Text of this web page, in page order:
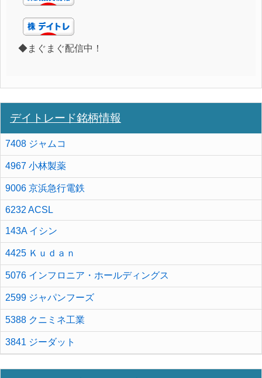
◆まぐまぐ配信中！
デイトレード銘柄情報
7408 ジャムコ
4967 小林製薬
9006 京浜急行電鉄
6232 ACSL
143A イシン
4425 Ｋｕｄａｎ
5076 インフロニア・ホールディングス
2599 ジャパンフーズ
5388 クニミネ工業
3841 ジーダット